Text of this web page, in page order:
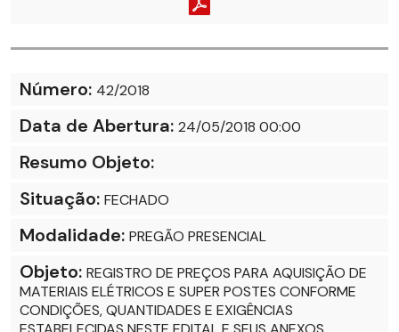
Número: 42/2018
Data de Abertura: 24/05/2018 00:00
Resumo Objeto:
Situação: FECHADO
Modalidade: PREGÃO PRESENCIAL
Objeto: REGISTRO DE PREÇOS PARA AQUISIÇÃO DE
MATERIAIS ELÉTRICOS E SUPER POSTES CONFORME
CONDIÇÕES, QUANTIDADES E EXIGÊNCIAS